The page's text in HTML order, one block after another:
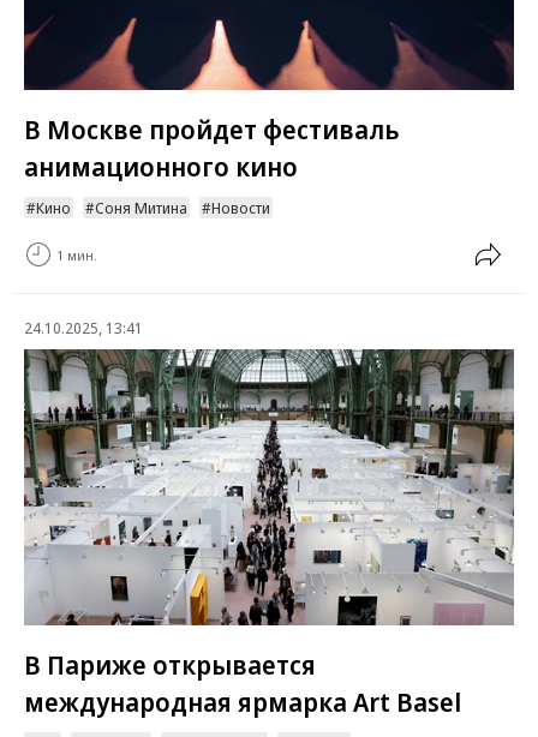
В Москве пройдет фестиваль
анимационного кино
Кино Соня Митина Новости
1 мин.
24.10.2025, 13:41
В Париже открывается
международная ярмарка Art Basel